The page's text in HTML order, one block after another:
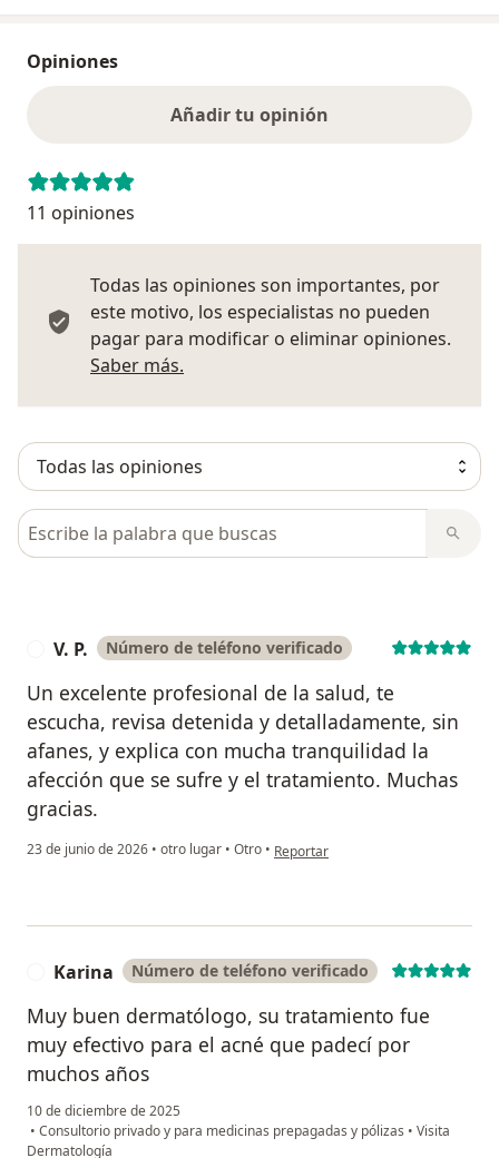
Opiniones
Añadir tu opinión
11 opiniones
Todas las opiniones son importantes, por
este motivo, los especialistas no pueden
pagar para modificar o eliminar opiniones.
Saber más.
Busca en opiniones
V. P. Número de teléfono verificado
Un excelente profesional de la salud, te
escucha, revisa detenida y detalladamente, sin
afanes, y explica con mucha tranquilidad la
afección que se sufre y el tratamiento. Muchas
gracias.
23 de junio de 2026 • otro lugar • Otro • en opinión del usuario V. P.
Reportar
Karina Número de teléfono verificado
Muy buen dermatólogo, su tratamiento fue
muy efectivo para el acné que padecí por
muchos años
10 de diciembre de 2025
• Consultorio privado y para medicinas prepagadas y pólizas • Visita
Dermatología